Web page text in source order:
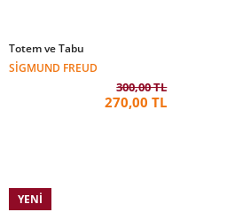
Totem ve Tabu
SIGMUND FREUD
300,00 TL
270,00 TL
YENI